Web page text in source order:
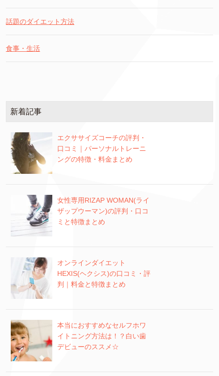
話題のダイエット方法
食事・生活
新着記事
エクササイズコーチの評判・
口コミ｜パーソナルトレーニ
ングの特徴・料金まとめ
女性専用RIZAP WOMAN(ライ
ザップウーマン)の評判・口コ
ミと特徴まとめ
オンラインダイエット
HEXIS(ヘクシス)の口コミ・評
判｜料金と特徴まとめ
本当におすすめなセルフホワ
イトニング方法は！？白い歯
デビューのススメ☆